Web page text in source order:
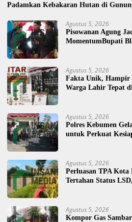
Padamkan Kebakaran Hutan di
Agustus 5, 2026
Pisowanan Agung
MomentumBupati
Kesejahteraan Warga
Agustus 5, 2026
Fakta Unik, Hampir
Warga Lahir Tepat
Agustus 5, 2026
Polres Kebumen
untuk Perkuat
Agustus 5, 2026
Perluasan TPA
Tertahan Status
Agustus 5, 2026
Kompor Gas